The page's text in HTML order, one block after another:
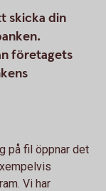
skicka din
företagets
på fil öppnar det
Vi har